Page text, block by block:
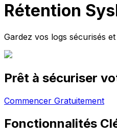
Rétention
Gardez vos logs sécurisés
Prêt à sécuriser
Commencer Gratuitement
Fonctionnalités